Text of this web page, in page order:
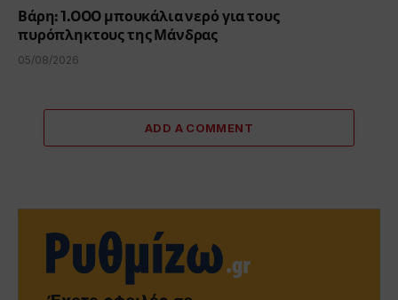
Βάρη: 1.000 μπουκάλια νερό για τους
πυρόπληκτους της Μάνδρας
05/08/2026
ADD A COMMENT